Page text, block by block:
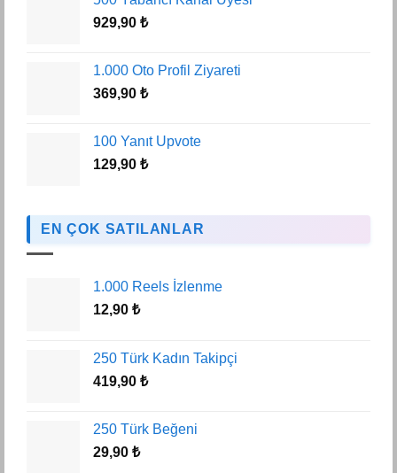
929,90 ₺
1.000 Oto Profil Ziyareti
369,90 ₺
100 Yanıt Upvote
129,90 ₺
EN ÇOK SATILANLAR
1.000 Reels İzlenme
12,90 ₺
250 Türk Kadın Takipçi
419,90 ₺
250 Türk Beğeni
29,90 ₺